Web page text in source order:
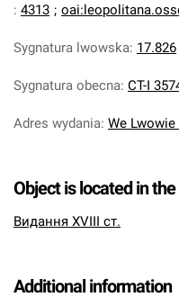
: 4313 ;
Sygnatura lwowska: 17.826
Sygnatura obecna: CT-I
Adres wydania: We
Object is located in
Видання XVIII ст.
Additional information